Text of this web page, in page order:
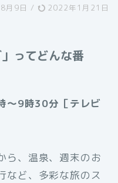
月9日 / 2022年1月21日
ってどんな番
9時30分［テレビ
ら、温泉、週末のお
など、多彩な旅のス